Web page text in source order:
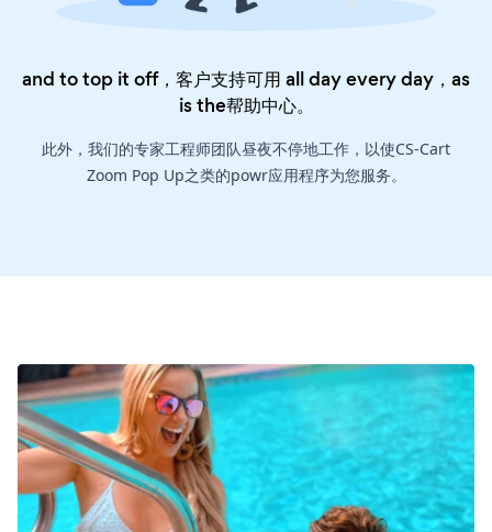
and to top it off，客户支持可用 all day every day，as
is the帮助中心。
此外，我们的专家工程师团队昼夜不停地工作，以使CS-Cart
Zoom Pop Up之类的powr应用程序为您服务。